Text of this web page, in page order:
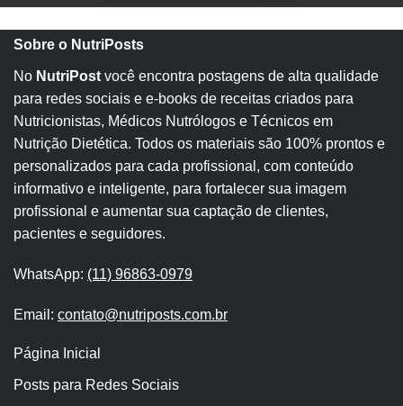
Sobre o NutriPosts
No NutriPost você encontra postagens de alta qualidade
para redes sociais e e-books de receitas criados para
Nutricionistas, Médicos Nutrólogos e Técnicos em
Nutrição Dietética. Todos os materiais são 100% prontos e
personalizados para cada profissional, com conteúdo
informativo e inteligente, para fortalecer sua imagem
profissional e aumentar sua captação de clientes,
pacientes e seguidores.
WhatsApp: (11) 96863-0979
Email: contato@nutriposts.com.br
Página Inicial
Posts para Redes Sociais